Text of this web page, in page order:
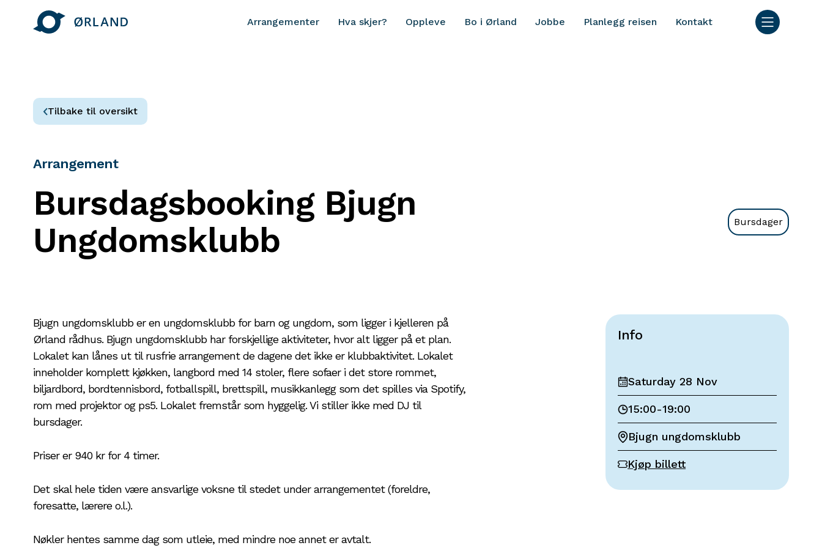
Arrangementer Hva skjer? Oppleve Bo i Ørland Jobbe Planlegg reisen Kontakt
Tilbake til oversikt
Arrangement
Bursdagsbooking Bjugn
Ungdomsklubb
Bursdager
Bjugn ungdomsklubb er en ungdomsklubb for barn og ungdom, som ligger i kjelleren på
Ørland rådhus. Bjugn ungdomsklubb har forskjellige aktiviteter, hvor alt ligger på et plan.
Lokalet kan lånes ut til rusfrie arrangement de dagene det ikke er klubbaktivitet. Lokalet
inneholder komplett kjøkken, langbord med 14 stoler, flere sofaer i det store rommet,
biljardbord, bordtennisbord, fotballspill, brettspill, musikkanlegg som det spilles via Spotify,
rom med projektor og ps5. Lokalet fremstår som hyggelig. Vi stiller ikke med DJ til
bursdager.
Priser er 940 kr for 4 timer.
Det skal hele tiden være ansvarlige voksne til stedet under arrangementet (foreldre,
foresatte, lærere o.l.).
Nøkler hentes samme dag som utleie, med mindre noe annet er avtalt.
Info
Saturday 28 Nov
15:00-19:00
Bjugn ungdomsklubb
Kjøp billett